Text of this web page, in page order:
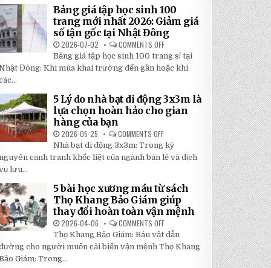
IN
HÌNH
THEO
YÊU
CẦU
CHẤT
CAO,
GIÁ
RẺ
Bảng giá tập học sinh 100
trang mới nhất 2026: Giảm giá
số tận gốc tại Nhật Đông
2026-07-02 COMMENTS OFF
BẢNG
GIÁ
TẬP
HỌC
TRANG
MỚI
NHẤT
2026:
TẬN
GỐC
TẠI
Bảng giá tập học sinh 100 trang sỉ tại
Đông: Khi mùa khai trường đến gần hoặc khi
5 Lý do nhà bạt di động 3x3m là
lựa chọn hoàn hảo cho gian
hàng của bạn
2026-05-25 COMMENTS OFF
5
LÝ
DO
NHÀ
ĐỘNG
3X3M
LÀ
LỰA
CHỌN
HOÀN
HẢO
CHO
GIAN
HÀNG
Nhà bạt di động 3x3m: Trong kỷ
cạnh tranh khốc liệt của ngành bán lẻ và dịch
lưu...
5 bài học xương máu từ sách
Thọ Khang Bảo Giám giúp
thay đổi hoàn toàn vận mệnh
2026-04-06 COMMENTS OFF
5
BÀI
HỌC
XƯƠNG
Thọ Khang Bảo Giám: Báu vật dẫn
cho người muốn cải biến vận mệnh Thọ Khang
Giám: Trong...